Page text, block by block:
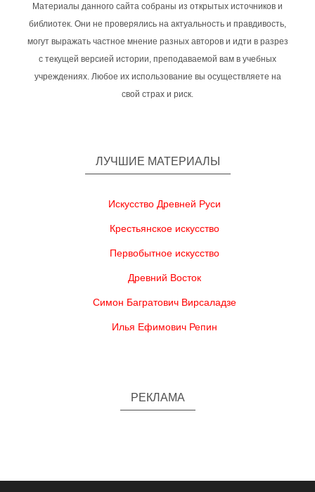
Материалы данного сайта собраны из открытых источников и
библиотек. Они не проверялись на актуальность и правдивость,
могут выражать частное мнение разных авторов и идти в разрез
с текущей версией истории, преподаваемой вам в учебных
учреждениях. Любое их использование вы осуществляете на
свой страх и риск.
ЛУЧШИЕ МАТЕРИАЛЫ
Искусство Древней Руси
Крестьянское искусство
Первобытное искусство
Древний Восток
Симон Багратович Вирсаладзе
Илья Ефимович Репин
РЕКЛАМА